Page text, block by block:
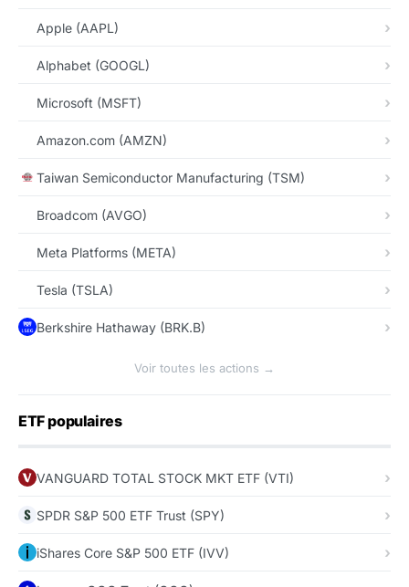
Apple (AAPL)
Alphabet (GOOGL)
Microsoft (MSFT)
Amazon.com (AMZN)
Taiwan Semiconductor Manufacturing (TSM)
Broadcom (AVGO)
Meta Platforms (META)
Tesla (TSLA)
Berkshire Hathaway (BRK.B)
Voir toutes les actions →
ETF populaires
VANGUARD TOTAL STOCK MKT ETF (VTI)
SPDR S&P 500 ETF Trust (SPY)
iShares Core S&P 500 ETF (IVV)